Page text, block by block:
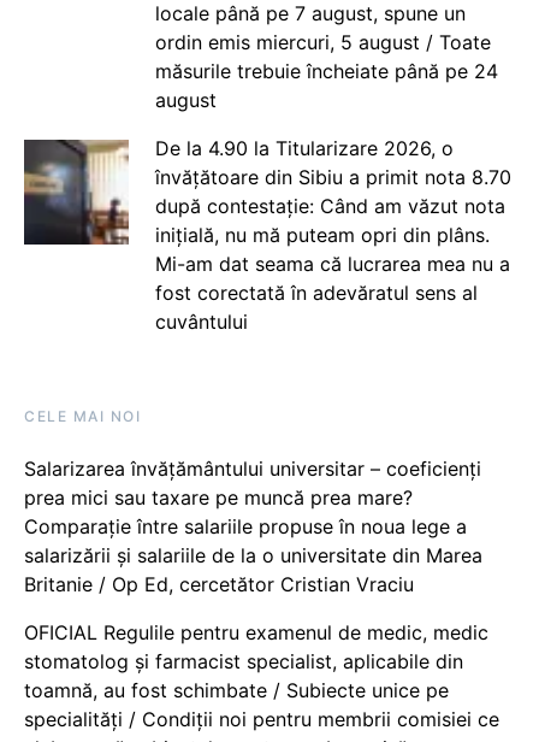
locale până pe 7 august, spune un
ordin emis miercuri, 5 august / Toate
măsurile trebuie încheiate până pe 24
august
De la 4.90 la Titularizare 2026, o
învățătoare din Sibiu a primit nota 8.70
după contestație: Când am văzut nota
inițială, nu mă puteam opri din plâns.
Mi-am dat seama că lucrarea mea nu a
fost corectată în adevăratul sens al
cuvântului
CELE MAI NOI
Salarizarea învățământului universitar – coeficienți
prea mici sau taxare pe muncă prea mare?
Comparație între salariile propuse în noua lege a
salarizării și salariile de la o universitate din Marea
Britanie / Op Ed, cercetător Cristian Vraciu
OFICIAL Regulile pentru examenul de medic, medic
stomatolog și farmacist specialist, aplicabile din
toamnă, au fost schimbate / Subiecte unice pe
specialități / Condiții noi pentru membrii comisiei ce